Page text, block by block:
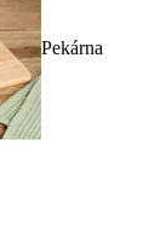
Pekárna